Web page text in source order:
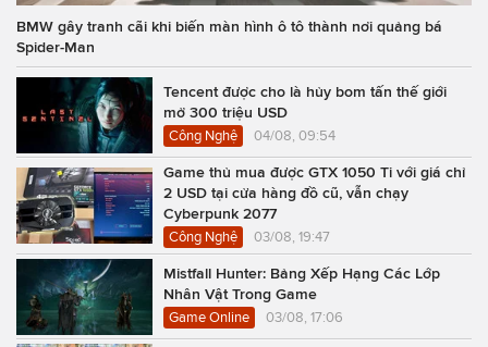
BMW gây tranh cãi khi biến màn hình ô tô thành nơi quảng bá
Spider-Man
Tencent được cho là hủy bom tấn thế giới
mở 300 triệu USD
Công Nghệ 04/08, 09:54
Game thủ mua được GTX 1050 Ti với giá chỉ
2 USD tại cửa hàng đồ cũ, vẫn chạy
Cyberpunk 2077
Công Nghệ 03/08, 19:47
Mistfall Hunter: Bảng Xếp Hạng Các Lớp
Nhân Vật Trong Game
Game Online 03/08, 17:06